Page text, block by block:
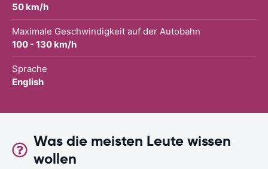
50 km/h
Maximale Geschwindigkeit auf der Autobahn
100 - 130 km/h
Sprache
English
Was die meisten Leute wissen
wollen